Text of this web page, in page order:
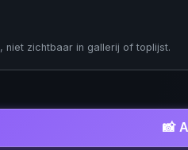
niet zichtbaar in gallerij of toplijst.
📸